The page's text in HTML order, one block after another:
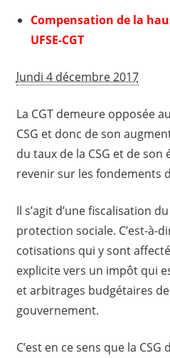
Compensation de la
UFSE-CGT
lundi 4 décembre 2017
La CGT demeure opposée
CSG et donc de son
du taux de la CSG et de
revenir sur les fondements
Il s’agit d’une fiscalisation
protection sociale. C’est-à-
cotisations qui y sont
explicite vers un impôt qui
et arbitrages budgétaires de
gouvernement.
C’est en ce sens que la